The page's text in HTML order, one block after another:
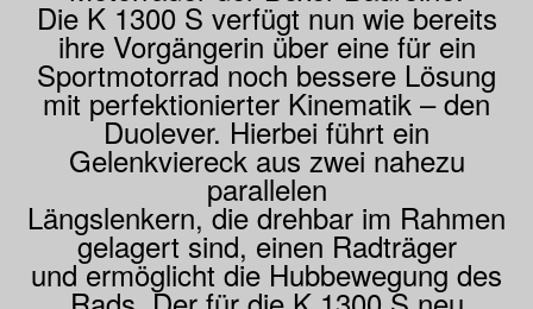
Die K 1300 S verfügt nun wie bereits
ihre Vorgängerin über eine für ein
Sportmotorrad noch bessere Lösung
mit perfektionierter Kinematik – den
Duolever. Hierbei führt ein
Gelenkviereck aus zwei nahezu
parallelen
Längslenkern, die drehbar im Rahmen
gelagert sind, einen Radträger
und ermöglicht die Hubbewegung des